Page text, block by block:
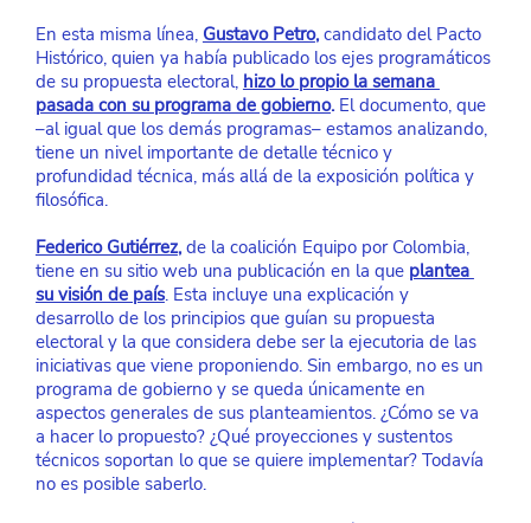
En esta misma línea, Gustavo Petro, candidato del Pacto
Histórico, quien ya había publicado los ejes programáticos
de su propuesta electoral, hizo lo propio la semana
pasada con su programa de gobierno. El documento, que
–al igual que los demás programas– estamos analizando,
tiene un nivel importante de detalle técnico y
profundidad técnica, más allá de la exposición política y
filosófica.
Federico Gutiérrez, de la coalición Equipo por Colombia,
tiene en su sitio web una publicación en la que plantea
su visión de país. Esta incluye una explicación y
desarrollo de los principios que guían su propuesta
electoral y la que considera debe ser la ejecutoria de las
iniciativas que viene proponiendo. Sin embargo, no es un
programa de gobierno y se queda únicamente en
aspectos generales de sus planteamientos. ¿Cómo se va
a hacer lo propuesto? ¿Qué proyecciones y sustentos
técnicos soportan lo que se quiere implementar? Todavía
no es posible saberlo.